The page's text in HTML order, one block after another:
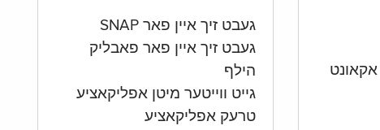
געבט זיך איין פאר SNAP
געבט זיך איין פאר פאבליק
הילף
גייט ווייטער מיטן אפליקאציע
טרעק אפליקאציע